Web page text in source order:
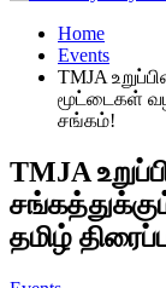
Home
Events
TMJA
மூட்டைகள்
சங்கம்!
TMJA
தமிழ்